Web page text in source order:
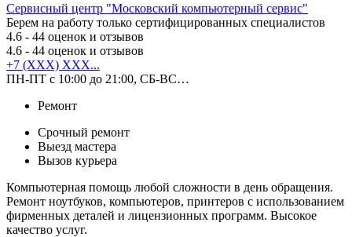
Сервисный центр "Московский компьютерный сервис"
Берем на работу только сертифицированных специалистов
4.6 - 44 оценок и отзывов
4.6 - 44 оценок и отзывов
+7 (XXX) XXX...
ПН-ПТ с 10:00 до 21:00, СБ-ВС…
Ремонт
Срочный ремонт
Выезд мастера
Вызов курьера
Компьютерная помощь любой сложности в день обращения.
Ремонт ноутбуков, компьютеров, принтеров с использованием
фирменных деталей и лицензионных программ. Высокое
качество услуг.